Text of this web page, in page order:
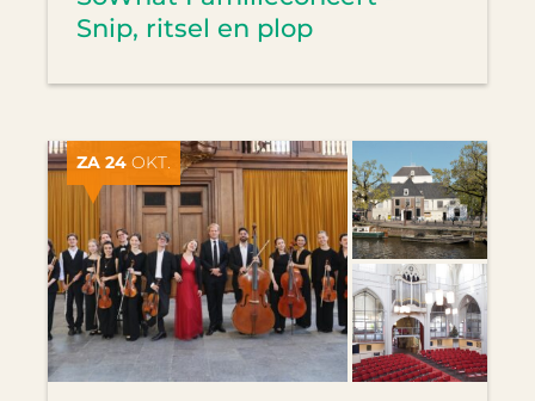
Snip, ritsel en plop
ZA 24 OKT.